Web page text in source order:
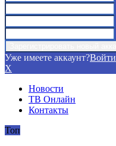
Уже имеете аккаунт?Войти
X
Новости
ТВ Онлайн
Контакты
Топ